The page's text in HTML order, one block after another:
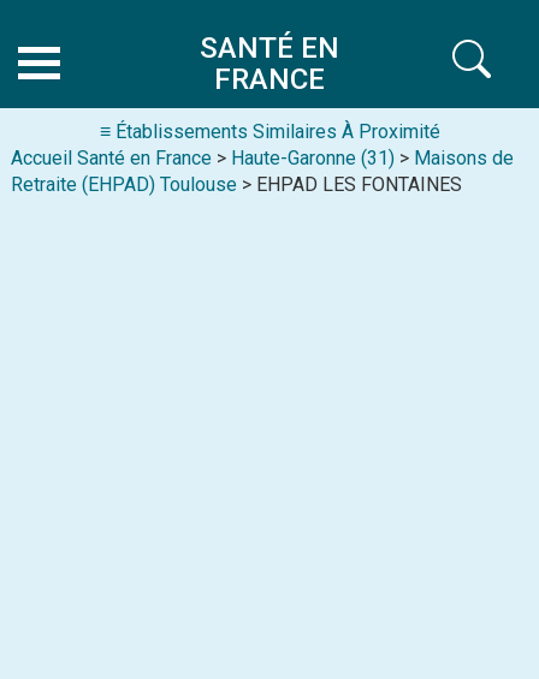
SANTÉ EN
FRANCE
≡ Établissements Similaires À Proximité
Accueil Santé en France > Haute-Garonne (31) > Maisons de
Retraite (EHPAD) Toulouse > EHPAD LES FONTAINES